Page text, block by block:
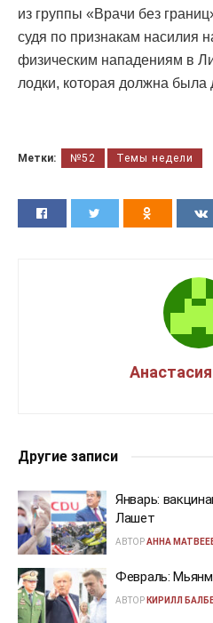
из группы «Врачи без
судя по признакам насилия
физическим нападениям в
лодки, которая должна была
Метки: №52 Темы недели
Другие записи
Январь:
Лашет
АВТОРАННА
Февраль:
АВТОР КИРИЛЛ